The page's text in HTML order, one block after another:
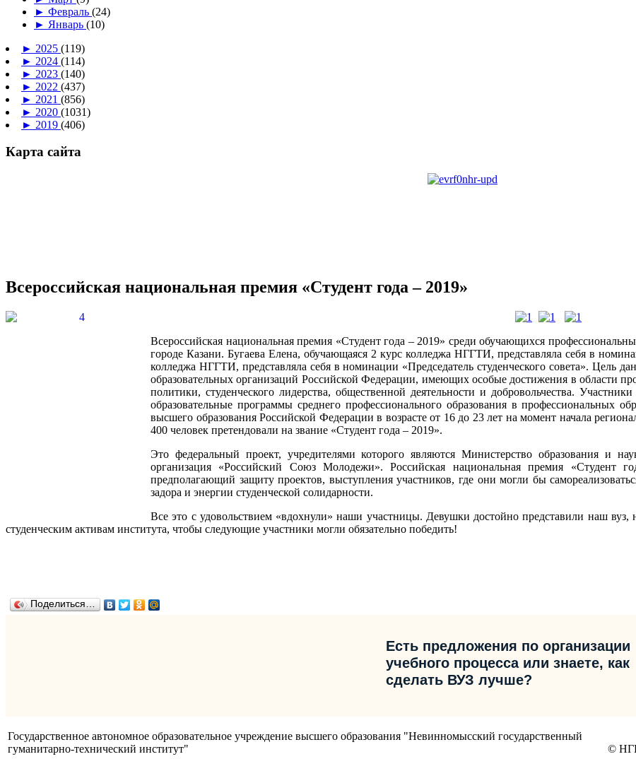
► Февраль (24)
► Январь (10)
► 2025 (119)
► 2024 (114)
► 2023 (140)
► 2022 (437)
► 2021 (856)
► 2020 (1031)
► 2019 (406)
Карта сайта
Всероссийская национальная премия «Студент года – 2019»
Всероссийская национальная премия «Студент года – 2019» среди обучающихся
городе Казани. Бугаева Елена, обучающаяся 2 курс колледжа НГГТИ, представляла себя в
колледжа НГГТИ, представляла себя в номинации «Председатель студенческого совета». Цель
образовательных организаций Российской Федерации, имеющих особые достижения в области
политики, студенческого лидерства, общественной деятельности и добровольчества.
образовательные программы среднего профессионального образования в профессиональных
высшего образования Российской Федерации в возрасте от 16 до 23 лет на момент начала
400 человек претендовали на звание «Студент года – 2019».
Это федеральный проект, учредителями которого являются Министерство образования и
организация «Российский Союз Молодежи». Российская национальная премия «Студент
предполагающий защиту проектов, выступления участников, где они могли бы
задора и энергии студенческой солидарности.
Все это с удовольствием «вдохнули» наши участницы. Девушки достойно представили наш
студенческим активам института, чтобы следующие участники могли обязательно победить!
Поделиться…
Есть предложения по организации
учебного процесса или знаете, как
сделать ВУЗ лучше?
Государственное автономное образовательное учреждение высшего образования "Невинномысский государственный
гуманитарно-технический институт"
©